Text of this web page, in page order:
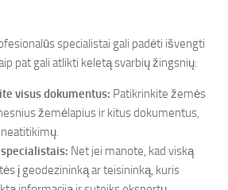
specialistai gali padėti išvengti
pat gali atlikti keletą svarbių žingsnių:
visus dokumentus: Patikrinkite žemės
žemėlapius ir kitus dokumentus,
Net jei manote, kad viską
į geodezininką ar teisininką, kuris